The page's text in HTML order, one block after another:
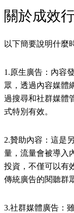
關於成效
以下簡要說明什麼
1.原生廣告：內容
眾，透過內容媒體
過搜尋和社群媒體
式特別有效。
2.贊助內容：這是
量，流量會被導入
投資，不僅可以有
傳統廣告的閱聽群
3.社群媒體廣告：